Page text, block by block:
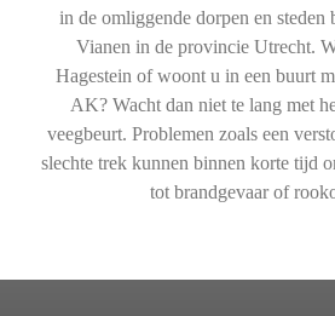
in de omliggende dorpen en steden
Vianen in de provincie Utrecht.
Hagestein of woont u in een buurt
AK? Wacht dan niet te lang met
veegbeurt. Problemen zoals een
slechte trek kunnen binnen korte tijd
tot brandgevaar of